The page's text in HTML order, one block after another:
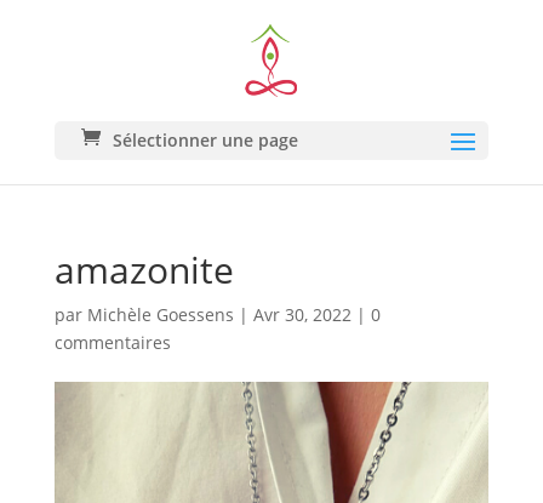
Sélectionner une page
amazonite
par Michèle Goessens | Avr 30, 2022| 0
commentaires